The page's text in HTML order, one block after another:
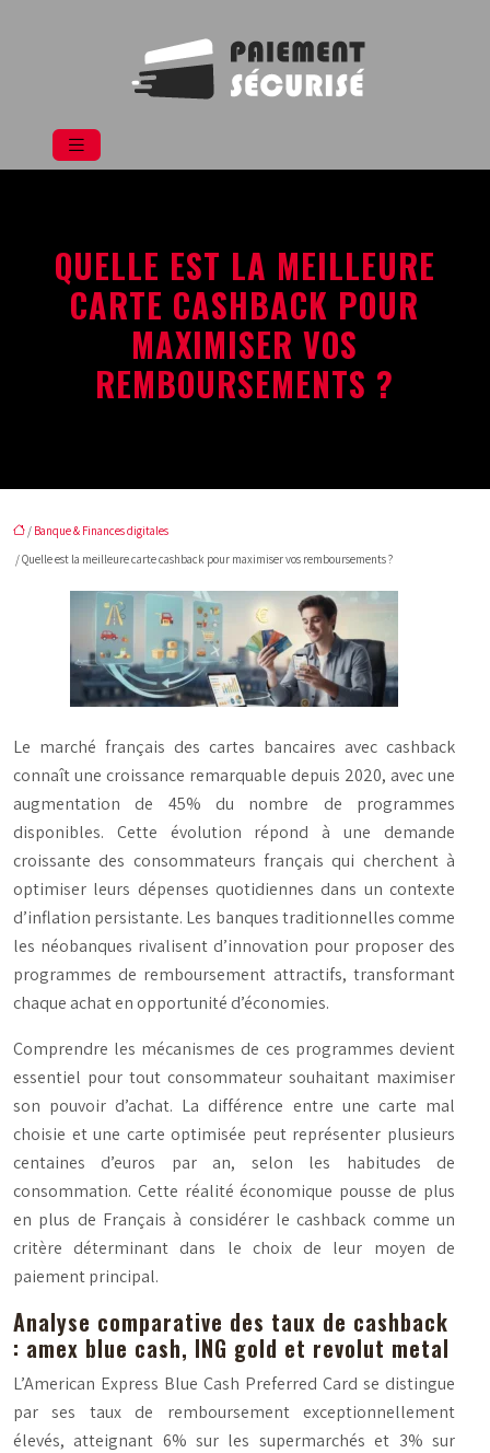
QUELLE EST LA MEILLEURE
CARTE CASHBACK POUR
MAXIMISER VOS
REMBOURSEMENTS ?
/ Banque & Finances digitales
/ Quelle est la meilleure carte cashback pour maximiser vos remboursements ?
Le marché français des cartes bancaires avec cashback
connaît une croissance remarquable depuis 2020, avec une
augmentation de 45% du nombre de programmes
disponibles. Cette évolution répond à une demande
croissante des consommateurs français qui cherchent à
optimiser leurs dépenses quotidiennes dans un contexte
d’inflation persistante. Les banques traditionnelles comme
les néobanques rivalisent d’innovation pour proposer des
programmes de remboursement attractifs, transformant
chaque achat en opportunité d’économies.
Comprendre les mécanismes de ces programmes devient
essentiel pour tout consommateur souhaitant maximiser
son pouvoir d’achat. La différence entre une carte mal
choisie et une carte optimisée peut représenter plusieurs
centaines d’euros par an, selon les habitudes de
consommation. Cette réalité économique pousse de plus
en plus de Français à considérer le cashback comme un
critère déterminant dans le choix de leur moyen de
paiement principal.
Analyse comparative des taux de cashback
: amex blue cash, ING gold et revolut metal
L’American Express Blue Cash Preferred Card se distingue
par ses taux de remboursement exceptionnellement
élevés, atteignant 6% sur les supermarchés et 3% sur